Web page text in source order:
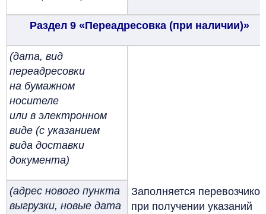
Раздел 9 «Переадресовка (при наличии)»
(дата, вид
переадресовки
на бумажном
носителе
или в электронном
виде (с указанием
вида доставки
документа)
Заполняется
при получении указаний
(адрес нового пункта
выгрузки, новые дата